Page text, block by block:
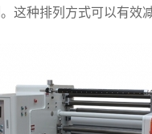
种排列方式可以有效